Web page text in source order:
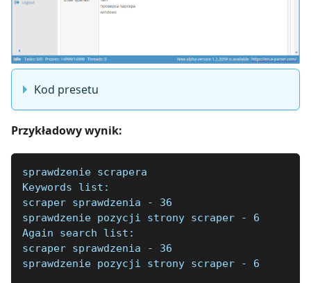
Kod presetu
Przykładowy wynik:
sprawdzenie scrapera
Keywords list:
scraper sprawdzenia - 36
sprawdzenie pozycji strony scraper - 6
Again search list:
scraper sprawdzenia - 36
sprawdzenie pozycji strony scraper - 6